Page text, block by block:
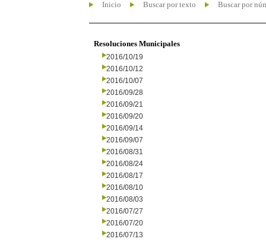
Inicio Buscar por texto Buscar por
Resoluciones Municipales
2016/10/19
2016/10/12
2016/10/07
2016/09/28
2016/09/21
2016/09/20
2016/09/14
2016/09/07
2016/08/31
2016/08/24
2016/08/17
2016/08/10
2016/08/03
2016/07/27
2016/07/20
2016/07/13